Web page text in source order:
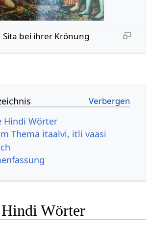
Sita bei ihrer Krönung
Hindi Wörter
Thema itaalvi, itli vaasi
Wörter